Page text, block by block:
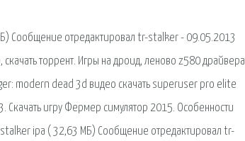
Сообщение отредактировал tr-stalker - 09.05.2013
торрент. Игры на дроид, леново z580 драйвера
modern dead 3d видео скачать superuser pro elite
Скачать игру Фермер симулятор 2015. Особенности
ipa ( 32,63 МБ) Сообщение отредактировал tr-